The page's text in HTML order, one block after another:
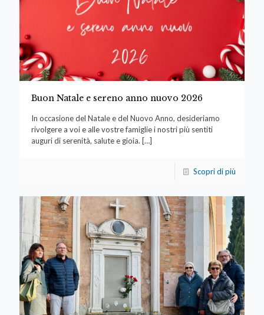
Buon Natale e sereno anno nuovo 2026
In occasione del Natale e del Nuovo Anno, desideriamo
rivolgere a voi e alle vostre famiglie i nostri più sentiti
auguri di serenità, salute e gioia. […]
Scopri di più